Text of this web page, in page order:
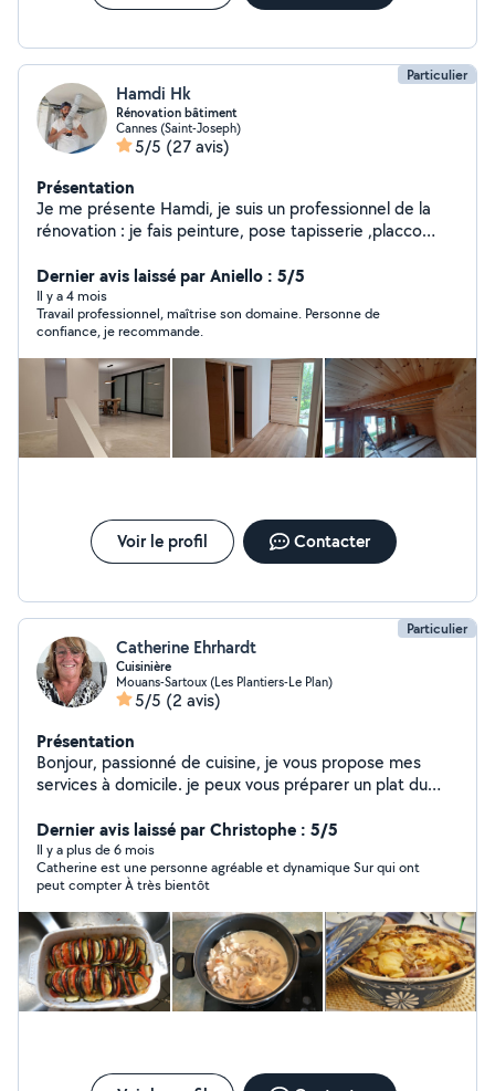
Particulier
Hamdi Hk
Rénovation bâtiment
Cannes (Saint-Joseph)
5/5 (27 avis)
Présentation
Je me présente Hamdi, je suis un professionnel de la
rénovation : je fais peinture, pose tapisserie ,placco
qualité d'après mes clients est que je travaille
proprement, belles finitions. Selon vos besoin je donne
de bonnes idées pour vos aménagements. Contactez-
moi dans un premier temps déjà pour discuter
ensemble de votre projet.
Dernier avis laissé par Aniello : 5/5
Il y a 4 mois
Travail professionnel, maîtrise son domaine. Personne de
confiance, je recommande.
Voir le profil Contacter
Particulier
Catherine Ehrhardt
Cuisinière
Mouans-Sartoux (Les Plantiers-Le Plan)
5/5 (2 avis)
Présentation
Bonjour, passionné de cuisine, je vous propose mes
services à domicile. je peux vous préparer un plat du
besoins . cuisine maison. menu personnalisé à domicile
ponctuel ou régulier. N'hésitez pas à m'écrire afin que
nous en discutions ensemble.
Dernier avis laissé par Christophe : 5/5
Il y a plus de 6 mois
Catherine est une personne agréable et dynamique Sur qui ont
peut compter À très bientôt